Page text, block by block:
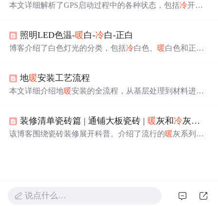
本文详细解析了GPS启动过程中的各种状态，包括冷开
来提高定位速度。
照明LED色温-暖白-冷白-正白
博客介绍了白色灯光的分类，包括冷白色、 暖白色和正白
，适用于家庭等。还给出了不同颜色灯光对应的灯珠选型
及相关资料信息。
地暖安装工艺流程
本文详细介绍地暖安装的全流程，从基层处理到材料进
和技术要点，为地暖系统的正确安装提供指导。
装修清单瓷砖篇 | 通铺大板瓷砖 | 暖灰和冷灰的主要区别 | 湿贴和干挂的适用场景和优缺点 | 选择广州瓷砖技巧
该博客围绕瓷砖装修展开科普。介绍了流行的暖灰系列与
说点什么…